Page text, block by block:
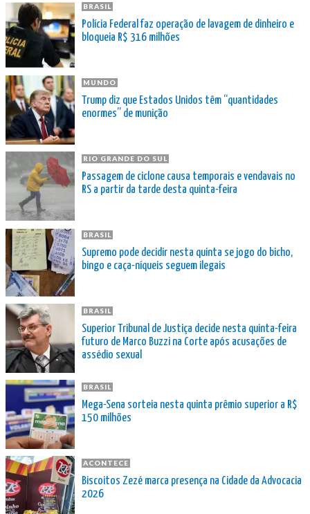
BRASIL
Polícia Federal faz operação de lavagem de dinheiro e
bloqueia R$ 316 milhões
MUNDO
Trump diz que Estados Unidos têm “quantidades
enormes” de munição
RIO GRANDE DO SUL
Passagem de ciclone causa temporais e vendavais no
RS a partir da tarde desta quinta-feira
BRASIL
Supremo pode decidir nesta quinta se jogo do bicho,
bingo e caça-níqueis seguem ilegais
BRASIL
Superior Tribunal de Justiça decide nesta quinta-feira
futuro de Marco Buzzi na Corte após acusações de
assédio sexual
BRASIL
Mega-Sena sorteia nesta quinta prêmio superior a R$
150 milhões
ACONTECE
Biscoitos Zezé marca presença na Cidade da Advocacia
2026